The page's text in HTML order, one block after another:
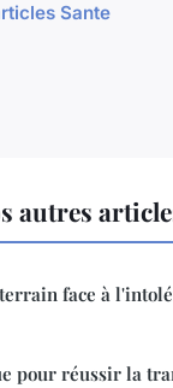
Sante
autres
face à
pour réussir la